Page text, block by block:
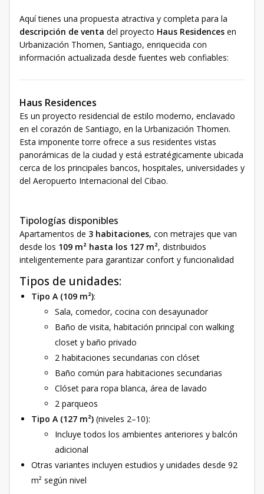
Aquí tienes una propuesta atractiva y completa para la
descripción de venta del proyecto Haus Residences en
Urbanización Thomen, Santiago, enriquecida con
información actualizada desde fuentes web confiables:
Haus Residences
Es un proyecto residencial de estilo moderno, enclavado
en el corazón de Santiago, en la Urbanización Thomen.
Esta imponente torre ofrece a sus residentes vistas
panorámicas de la ciudad y está estratégicamente ubicada
cerca de los principales bancos, hospitales, universidades y
del Aeropuerto Internacional del Cibao.
Tipologías disponibles
Apartamentos de 3 habitaciones, con metrajes que van
desde los 109 m² hasta los 127 m², distribuidos
inteligentemente para garantizar confort y funcionalidad
Tipos de unidades:
Tipo A (109 m²):
Sala, comedor, cocina con desayunador
Baño de visita, habitación principal con walking
closet y baño privado
2 habitaciones secundarias con clóset
Baño común para habitaciones secundarias
Clóset para ropa blanca, área de lavado
2 parqueos
Tipo A (127 m²) (niveles 2–10):
Incluye todos los ambientes anteriores y balcón
adicional
Otras variantes incluyen estudios y unidades desde 92
m² según nivel